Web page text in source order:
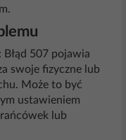
: Błąd 507 pojawia
swoje fizyczne lub
Może to być
ustawieniem
lub